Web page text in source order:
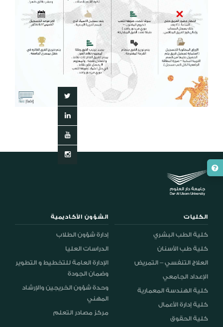
الكليات
كلية الطب البشري
كلية طب الأسنان
العلاج التنفسي – التمريض
الإعداد الجامعي
كلية الهندسة المعمارية
كلية إدارة الأعمال
كلية الحقوق
الشؤون الأكاديمية
إدارة شؤون الطلاب
الدراسات العليا
الإدارة العامة للتخطيط و التطوير
وضمان الجودة
وحدة شؤون الخريجين والإرشاد
المهني
مركز مصادر التعلم